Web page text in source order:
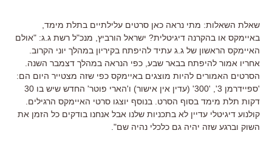
שאלת השאלות: מתי נראה כאן סרטים עלילתיים בתלת מימד,
באיימקס או בהקרנה דיגיטלית? ישראל הורביץ, מנכ"ל רשת ג.ג: "אולם
האיימקס הראשון של ג.ג עתיד להיפתח בקיריון במהלך יוני הקרוב.
אחריו אמור להיפתח בבאר שבע, כפי הנראה במהלך דצמבר השנה.
הסרטים האמורים להיות מוצגים באיימקס כפי שזה מצטייר היום הם:
'ספיידרמן 3', '300' (עדין אין אישור) ו'הארי פוטר' החדש שיש בו 30
דקות תלת מימד בסוף הסרט. בנוסף יוצגו סרטי האיימקס הרגילים.
קולנוע דיגיטלי עדיין לא בתכניות שלנו אבל אנחנו בודקים כל הזמן את
השוק וברגע שזה יהיה גם כלכלי נהיה שם".